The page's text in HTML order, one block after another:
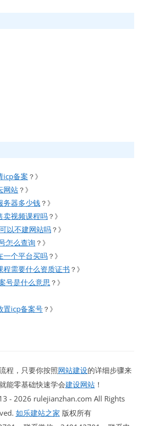
icp备案 ？》
网站 ？》
务器多少钱 ？》
卖视频课程吗 ？》
以不建网站吗 ？》
怎么查询 ？》
一个平台买吗 ？》
程需要什么资质证书 ？》
号是什么意思 ？》
置icp备案号 ？》
程，只要你按照网站建设的详细步骤来
能零基础快速学会建设网站 ！
- 2026 rulejianzhan.com All Rights
如乐建站之家 版权所有